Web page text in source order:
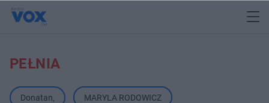
PEŁNIA
Donatan, MARYLA RODOWICZ